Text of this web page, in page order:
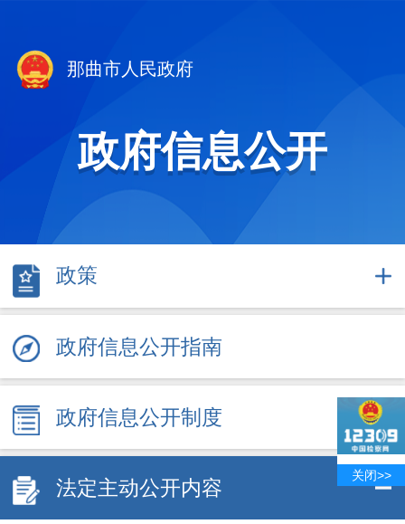
那曲市人民政府
政府信息公开
政策
政府信息公开指南
政府信息公开制度
法定主动公开内容
关闭>>